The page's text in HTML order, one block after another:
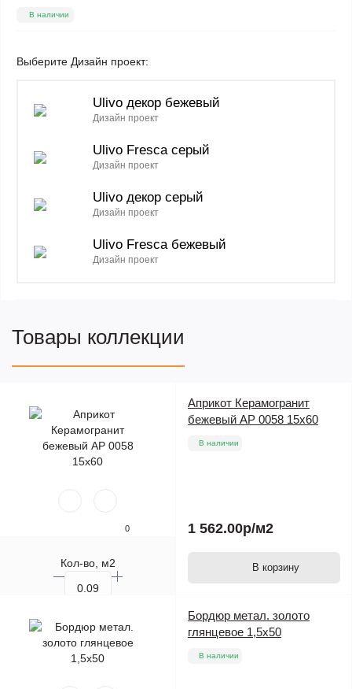
В наличии
Выберите Дизайн проект:
Ulivo декор бежевый
Дизайн проект
Ulivo Fresca серый
Дизайн проект
Ulivo декор серый
Дизайн проект
Ulivo Fresca бежевый
Дизайн проект
Товары коллекции
0
Кол-во, м2
Априкот Керамогранит
бежевый AP 0058 15х60
В наличии
1 562.00р/м2
В корзину
Бордюр метал. золото
глянцевое 1,5х50
В наличии